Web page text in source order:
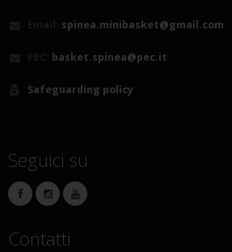
spinea.minibasket@gmail.com
basket.spinea@pec.it
Safeguarding policy
Seguici su
Contatti